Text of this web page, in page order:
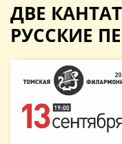
ДВЕ
РУССКИЕ